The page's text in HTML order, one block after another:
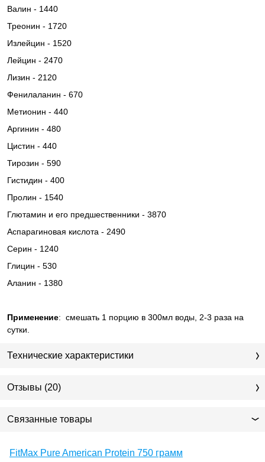
Валин - 1440
Треонин - 1720
Излейцин - 1520
Лейцин - 2470
Лизин - 2120
Фенилаланин - 670
Метионин - 440
Аргинин - 480
Цистин - 440
Тирозин - 590
Гистидин - 400
Пролин - 1540
Глютамин и его предшественники - 3870
Аспарагиновая кислота - 2490
Серин - 1240
Глицин - 530
Аланин - 1380
Применение: смешать 1 порцию в 300мл воды, 2-3 раза на
сутки.
Технические характеристики
Отзывы (20)
Связанные товары
FitMax Pure American Protein 750 грамм